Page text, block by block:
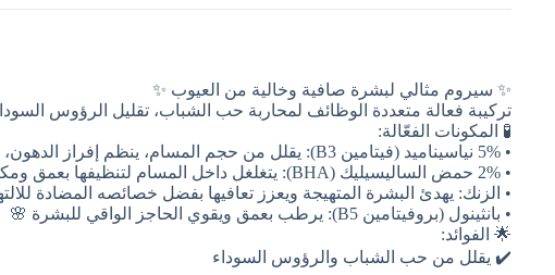
✨ سيروم مثالي لبشرة صافية وخالية من العيوب ✨
تركيبة فعالة متعددة الوظائف لمحاربة حب الشباب، تقليل الرؤوس
🧪 المكونات الفعّالة:
• 5% نياسيناميد (فيتامين B3): يقلل من حجم المسام، ينظم إفراز الدهون، ويحسن مظهر البشرة 💧
• 2% حمض الساليسيليك (BHA): يتغلغل داخل المسام لتنظيفها بعمق ومكافحة الرؤوس السوداء والالتهابات 🧼
• الزنك: يهدئ البشرة المتهيجة ويعزز تعافيها بفضل خصائصه المضادة
• بانثينول (بروفيتامين B5): يرطب بعمق ويقوي الحاجز الواقي للبشرة 🌸
🌟 الفوائد:
✔️ يقلل من حب الشباب والرؤوس السوداء